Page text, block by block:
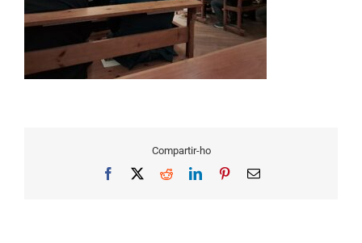
Compartir-ho
Facebook RedditLinkedInPinterestEmail